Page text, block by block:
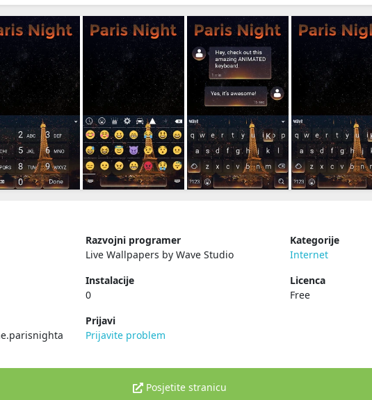
Razvojni programer
Live Wallpapers by Wave Studio
Kategorije
Internet
Instalacije
0
Licenca
Free
Prijavi
Prijavite problem
Posjetite stranicu